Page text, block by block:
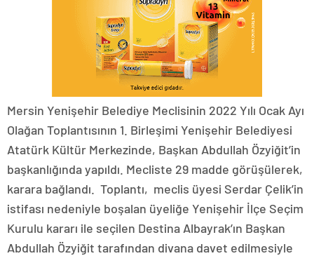
Mersin Yenişehir Belediye Meclisinin 2022 Yılı Ocak Ayı
Olağan Toplantısının 1. Birleşimi Yenişehir Belediyesi
Atatürk Kültür Merkezinde, Başkan Abdullah Özyiğit’in
başkanlığında yapıldı. Mecliste 29 madde görüşülerek,
karara bağlandı. Toplantı, meclis üyesi Serdar Çelik’in
istifası nedeniyle boşalan üyeliğe Yenişehir İlçe Seçim
Kurulu kararı ile seçilen Destina Albayrak’ın Başkan
Abdullah Özyiğit tarafından divana davet edilmesiyle